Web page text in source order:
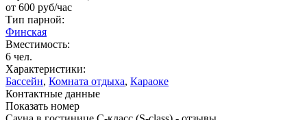
от 600 руб/час
Тип парной:
Финская
Вместимость:
6 чел.
Характеристики:
Бассейн, Комната отдыха, Караоке
Контактные данные
Показать номер